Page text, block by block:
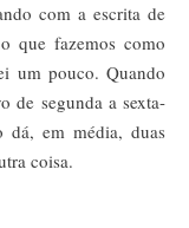
com a escrita de
que fazemos como
um pouco. Quando
de segunda a sexta-
em média, duas
coisa.